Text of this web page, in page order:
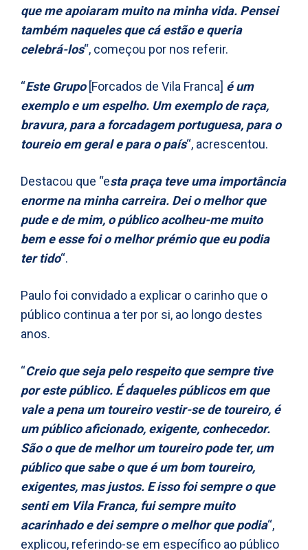
que me apoiaram muito na minha vida. Pensei
também naqueles que cá estão e queria
celebrá-los“, começou por nos referir.
“Este Grupo[Forcados de Vila Franca] é um
exemplo e um espelho. Um exemplo de raça,
bravura, para a forcadagem portuguesa, para o
toureio em geral e para o país“, acrescentou.
Destacou que “esta praça teve uma importância
enorme na minha carreira. Dei o melhor que
pude e de mim, o público acolheu-me muito
bem e esse foi o melhor prémio que eu podia
ter tido“.
Paulo foi convidado a explicar o carinho que o
público continua a ter por si, ao longo destes
anos.
“Creio que seja pelo respeito que sempre tive
por este público. É daqueles públicos em que
vale a pena um toureiro vestir-se de toureiro, é
um público aficionado, exigente, conhecedor.
São o que de melhor um toureiro pode ter, um
público que sabe o que é um bom toureiro,
exigentes, mas justos. E isso foi sempre o que
senti em Vila Franca, fui sempre muito
acarinhado e dei sempre o melhor que podia“,
explicou, referindo-se em específico ao público